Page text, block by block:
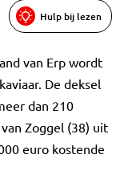
Hulp bij lezen
van Erp wordt
De deksel
dan 210
Zoggel (38) uit
euro kostende